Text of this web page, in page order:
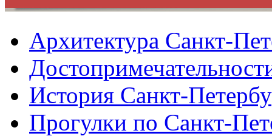
Архитектура Санкт-
История Санкт-
Прогулки по Санкт-